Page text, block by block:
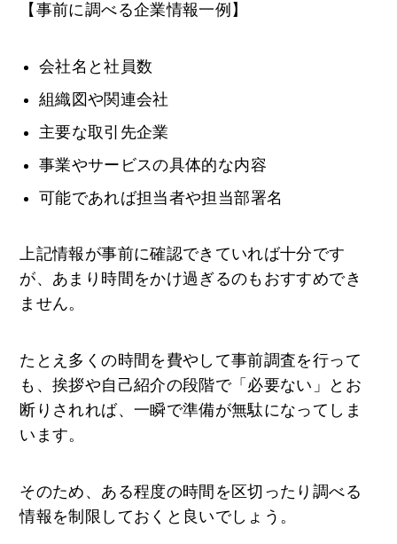
【事前に調べる企業情報一例】
会社名と社員数
組織図や関連会社
主要な取引先企業
事業やサービスの具体的な内容
可能であれば担当者や担当部署名
上記情報が事前に確認できていれば十分です
が、あまり時間をかけ過ぎるのもおすすめでき
ません。
たとえ多くの時間を費やして事前調査を行って
も、挨拶や自己紹介の段階で「必要ない」とお
断りされれば、一瞬で準備が無駄になってしま
います。
そのため、ある程度の時間を区切ったり調べる
情報を制限しておくと良いでしょう。